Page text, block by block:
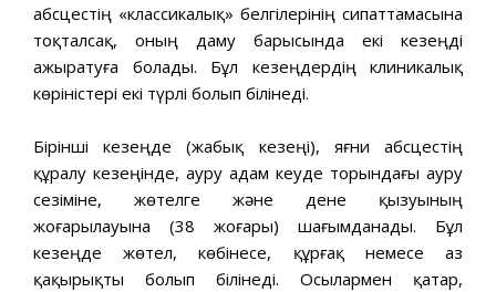
абсцестің «классикалық» белгілерінің сипаттамасына
тоқталсақ, оның даму барысында екі кезеңді
ажыратуға болады. Бұл кезеңдердің клиникалық
көріністері екі түрлі болып білінеді.
Бірінші кезеңде (жабық кезеңі), яғни абсцестің
құралу кезеңінде, ауру адам кеуде торындағы ауру
сезіміне, жөтелге және дене қызуының
жоғарылауына (38 жоғары) шағымданады. Бұл
кезеңде жөтел, көбінесе, құрғақ немесе аз
қақырықты болып білінеді. Осылармен қатар,